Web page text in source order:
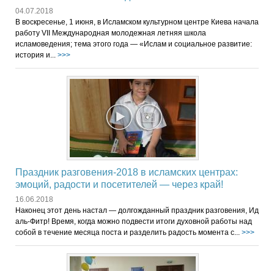
04.07.2018
В воскресенье, 1 июня, в Исламском культурном центре Киева начала
работу VII Международная молодежная летняя школа
исламоведения; тема этого года — «Ислам и социальное развитие:
история и... >>>
Праздник разговения-2018 в исламских центрах:
эмоций, радости и посетителей — через край!
16.06.2018
Наконец этот день настал — долгожданный праздник разговения, Ид
аль-Фитр! Время, когда можно подвести итоги духовной работы над
собой в течение месяца поста и разделить радость момента с... >>>